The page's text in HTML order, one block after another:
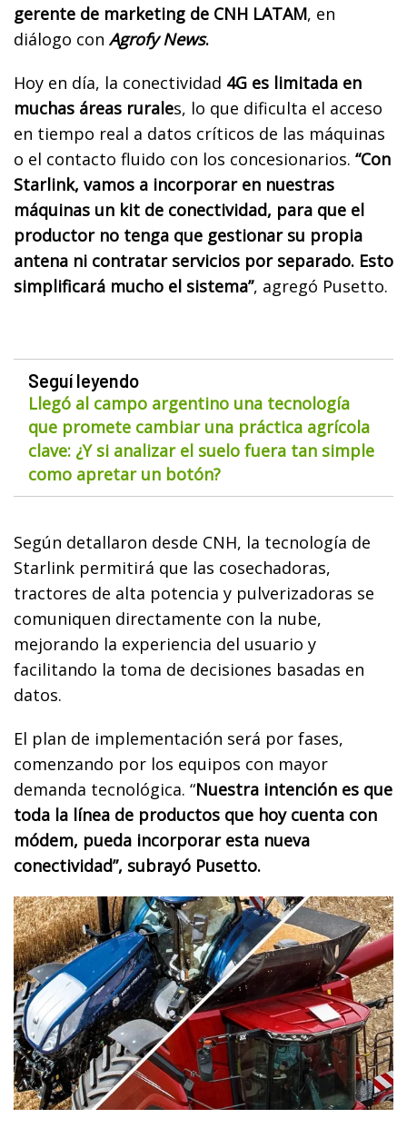
gerente de marketing de CNH LATAM, en
diálogo con Agrofy News.
Hoy en día, la conectividad 4G es limitada en
muchas áreas rurales, lo que dificulta el acceso
en tiempo real a datos críticos de las máquinas
o el contacto fluido con los concesionarios. “Con
Starlink, vamos a incorporar en nuestras
máquinas un kit de conectividad, para que el
productor no tenga que gestionar su propia
antena ni contratar servicios por separado. Esto
simplificará mucho el sistema”, agregó Pusetto.
Seguí leyendo
Llegó al campo argentino una tecnología
que promete cambiar una práctica agrícola
clave: ¿Y si analizar el suelo fuera tan simple
como apretar un botón?
Según detallaron desde CNH, la tecnología de
Starlink permitirá que las cosechadoras,
tractores de alta potencia y pulverizadoras se
comuniquen directamente con la nube,
mejorando la experiencia del usuario y
facilitando la toma de decisiones basadas en
datos.
El plan de implementación será por fases,
comenzando por los equipos con mayor
demanda tecnológica. “Nuestra intención es que
toda la línea de productos que hoy cuenta con
módem, pueda incorporar esta nueva
conectividad”, subrayó Pusetto.